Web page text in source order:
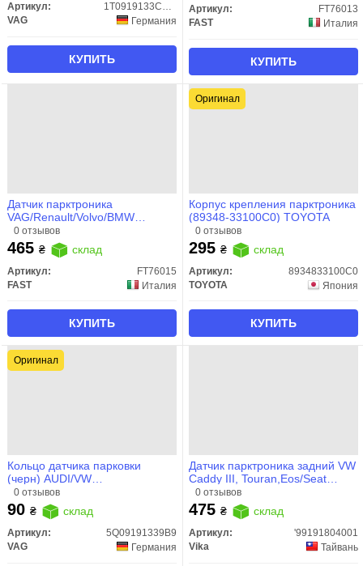
Артикул:
1T0919133C9B9
VAG
Германия
КУПИТЬ
Артикул:
FT76013
FAST
Италия
КУПИТЬ
Датчик парктроника
VAG/Renault/Volvo/BMW
(FT76015) Fast
0 отзывов
465 ₴ склад
Артикул:
FT76015
FAST
Италия
КУПИТЬ
Корпус крепления парктроника
(89348-33100C0) TOYOTA
0 отзывов
295 ₴ склад
Артикул:
8934833100C0
TOYOTA
Япония
КУПИТЬ
Оригинал
Кольцо датчика парковки
(черн) AUDI/VW
(5Q09191339B9) VAG
0 отзывов
90 ₴ склад
Артикул:
5Q09191339B9
VAG
Германия
Оригинал
Датчик парктроника задний VW
Caddy III, Touran,Eos/Seat
Leon, Toledo, Altea (04-)
(99191804001) VIKA
0 отзывов
475 ₴ склад
Артикул:
'99191804001
Vika
Тайвань